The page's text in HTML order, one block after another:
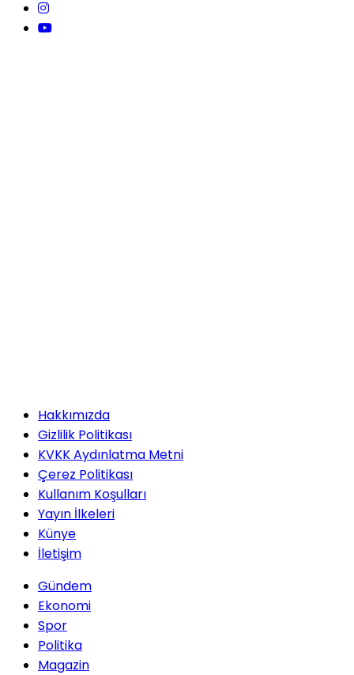
Hakkımızda
Gizlilik Politikası
KVKK Aydınlatma Metni
Çerez Politikası
Kullanım Koşulları
Yayın İlkeleri
Künye
İletişim
Gündem
Ekonomi
Spor
Politika
Magazin